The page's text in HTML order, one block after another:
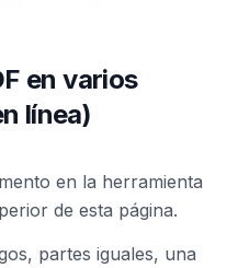
en varios
línea)
en la herramienta
de esta página.
partes iguales, una